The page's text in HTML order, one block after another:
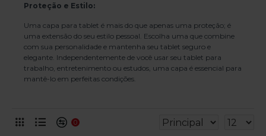
Proteção e Estilo:
Uma capa para tablet é mais do que apenas uma proteção; é
uma extensão do seu estilo pessoal. Escolha uma que combine
com sua personalidade e mantenha seu tablet seguro e
elegante. Independentemente de você usar seu tablet para
trabalho, entretenimento ou estudos, uma capa é essencial para
mantê-lo em perfeitas condições.
0